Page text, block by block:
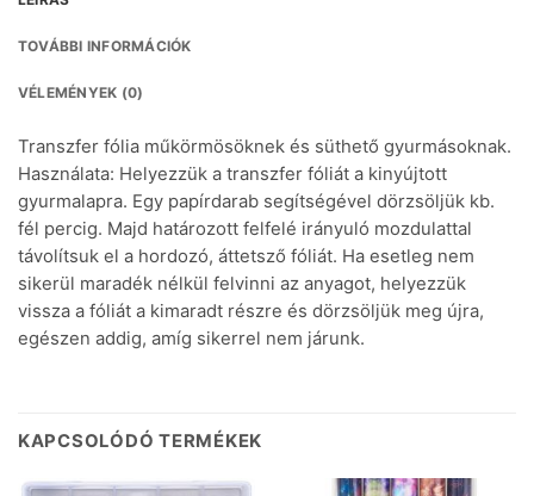
TOVÁBBI INFORMÁCIÓK
VÉLEMÉNYEK (0)
Transzfer fólia műkörmösöknek és süthető gyurmásoknak.
Használata: Helyezzük a transzfer fóliát a kinyújtott
gyurmalapra. Egy papírdarab segítségével dörzsöljük kb.
fél percig. Majd határozott felfelé irányuló mozdulattal
távolítsuk el a hordozó, áttetsző fóliát. Ha esetleg nem
sikerül maradék nélkül felvinni az anyagot, helyezzük
vissza a fóliát a kimaradt részre és dörzsöljük meg újra,
egészen addig, amíg sikerrel nem járunk.
KAPCSOLÓDÓ TERMÉKEK